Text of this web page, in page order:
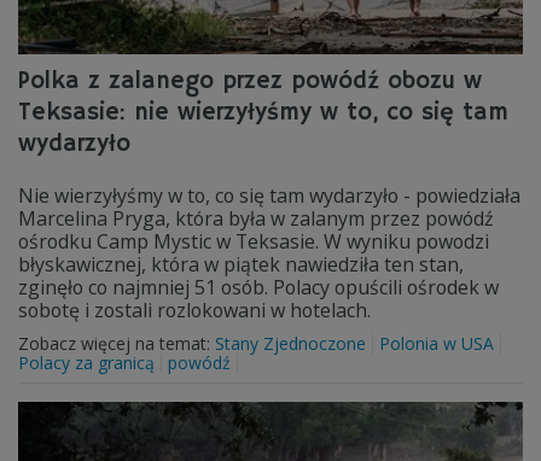
Polka z zalanego przez powódź obozu w
Teksasie: nie wierzyłyśmy w to, co się tam
wydarzyło
Nie wierzyłyśmy w to, co się tam wydarzyło - powiedziała
Marcelina Pryga, która była w zalanym przez powódź
ośrodku Camp Mystic w Teksasie. W wyniku powodzi
błyskawicznej, która w piątek nawiedziła ten stan,
zginęło co najmniej 51 osób. Polacy opuścili ośrodek w
sobotę i zostali rozlokowani w hotelach.
Zobacz więcej na temat: Stany Zjednoczone
Polonia w USA
Polacy za granicą
powódź